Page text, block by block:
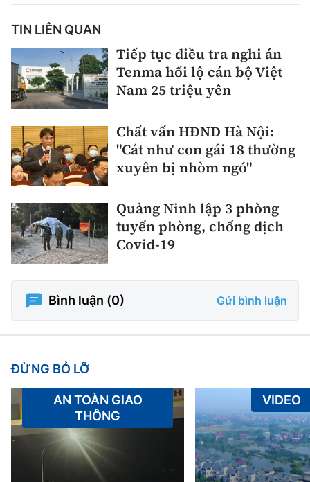
TIN LIÊN QUAN
Tiếp tục điều tra nghi án
Tenma hối lộ cán bộ Việt
Nam 25 triệu yên
Chất vấn HĐND Hà Nội:
"Cát như con gái 18 thường
xuyên bị nhòm ngó"
Quảng Ninh lập 3 phòng
tuyến phòng, chống dịch
Covid-19
Bình luận (0) Gửi bình luận
ĐỪNG BỎ LỠ
AN TOÀN GIAO
THÔNG
VIDEO